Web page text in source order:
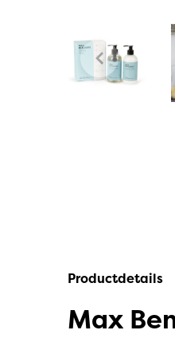
Vellutier
Max
Joeff Muuss
Productdetails
Max